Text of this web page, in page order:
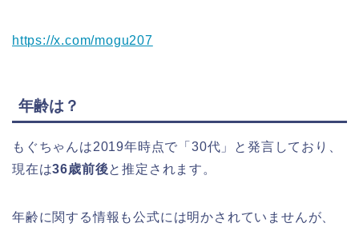
https://x.com/mogu207
年齢は？
もぐちゃんは2019年時点で「30代」と発言しており、
現在は36歳前後と推定されます。
年齢に関する情報も公式には明かされていませんが、